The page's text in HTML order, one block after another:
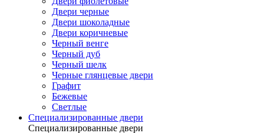
Двери черные
Двери шоколадные
Двери коричневые
Черный венге
Черный дуб
Черный шелк
Черные глянцевые двери
Графит
Бежевые
Светлые
Специализированные двери
Специализированные двери